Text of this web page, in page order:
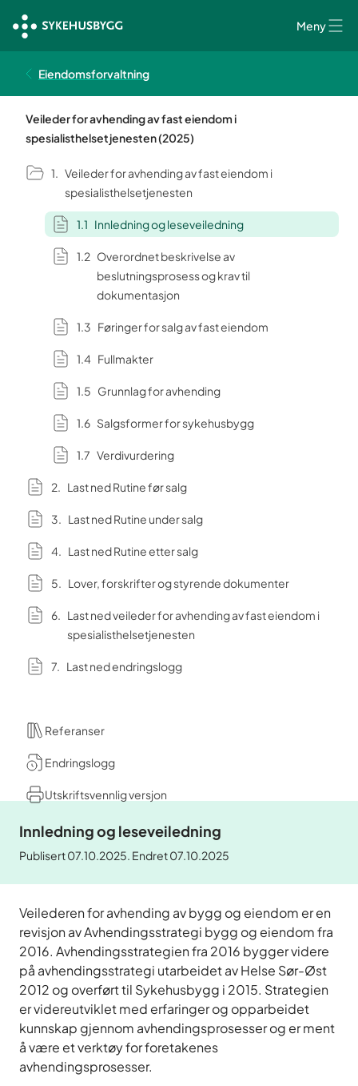
Meny
Eiendomsforvaltning
Veileder for avhending av fast eiendom i
spesialisthelsetjenesten (2025)
Veileder for avhending av fast eiendom i
spesialisthelsetjenesten
Innledning og leseveiledning
Overordnet beskrivelse av
beslutningsprosess og krav til
dokumentasjon
Føringer for salg av fast eiendom
Fullmakter
Grunnlag for avhending
Salgsformer for sykehusbygg
Verdivurdering
Last ned Rutine før salg
Last ned Rutine under salg
Last ned Rutine etter salg
Lover, forskrifter og styrende dokumenter
Last ned veileder for avhending av fast eiendom i
spesialisthelsetjenesten
Last ned endringslogg
Referanser
Endringslogg
Utskriftsvennlig versjon
Innledning og leseveiledning
Publisert 07.10.2025. Endret 07.10.2025
Veilederen for avhending av bygg og eiendom er en
revisjon av Avhendingsstrategi bygg og eiendom fra
2016. Avhendingsstrategien fra 2016 bygger videre
på avhendingsstrategi utarbeidet av Helse Sør-Øst
2012 og overført til Sykehusbygg i 2015. Strategien
er videreutviklet med erfaringer og opparbeidet
kunnskap gjennom avhendingsprosesser og er ment
å være et verktøy for foretakenes
avhendingsprosesser.